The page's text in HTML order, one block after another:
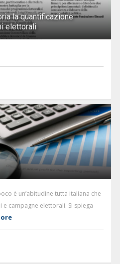
la quantificazione
elettorali
è un’abitudine tutta italiana che
campagne elettorali. Si spiega